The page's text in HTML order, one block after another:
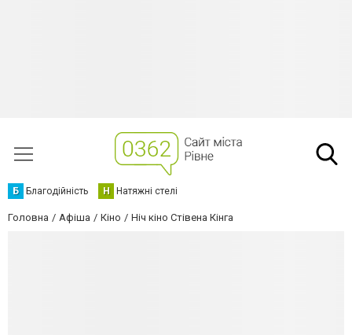
Б Благодійність Н Натяжні стелі
Головна Афіша Кіно Ніч кіно Стівена Кінга